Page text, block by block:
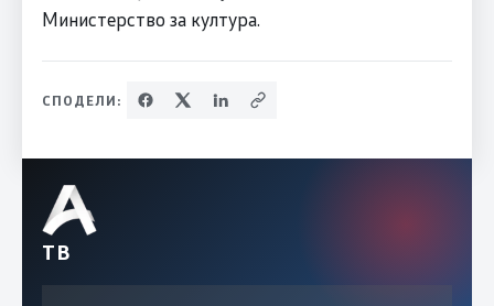
Министерство за култура.
СПОДЕЛИ:
ТВ